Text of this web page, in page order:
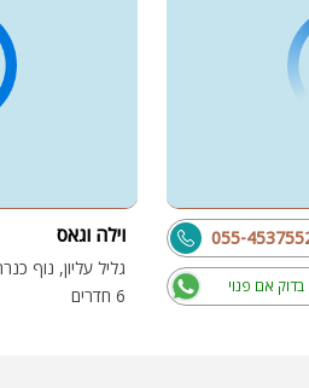
בדוק אם פנוי
055- וילה וגאס
גליל עליון, נוף
6 חדרים